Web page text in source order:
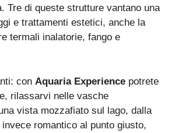
Tre di queste strutture vantano una
e trattamenti estetici, anche la
termali inalatorie, fango e
con Aquaria Experience potrete
rilassarvi nelle vasche
vista mozzafiato sul lago, dalla
romantico al punto giusto,